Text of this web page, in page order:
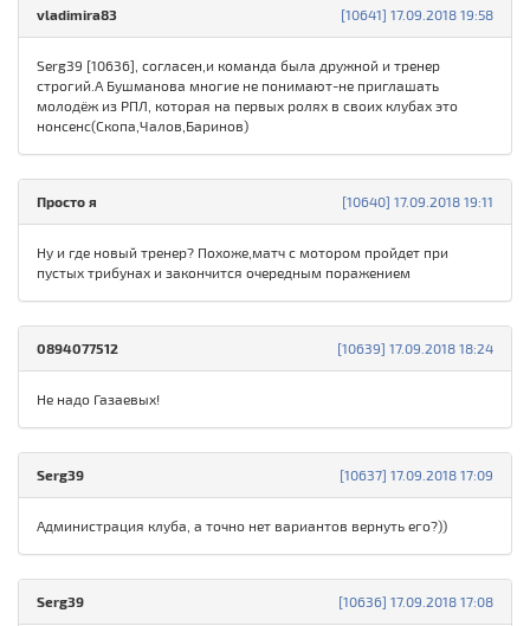
[10641] 17.09.2018 19:58
vladimira83
Serg39 [10636], согласен,и команда была дружной и тренер
строгий.А Бушманова многие не понимают-не приглашать
молодёж из РПЛ, которая на первых ролях в своих клубах это
нонсенс(Скопа,Чалов,Баринов)
[10640] 17.09.2018 19:11
Просто я
Ну и где новый тренер? Похоже,матч с мотором пройдет при
пустых трибунах и закончится очередным поражением
[10639] 17.09.2018 18:24
0894077512
Не надо Газаевых!
[10637] 17.09.2018 17:09
Serg39
Администрация клуба, а точно нет вариантов вернуть его?))
[10636] 17.09.2018 17:08
Serg39